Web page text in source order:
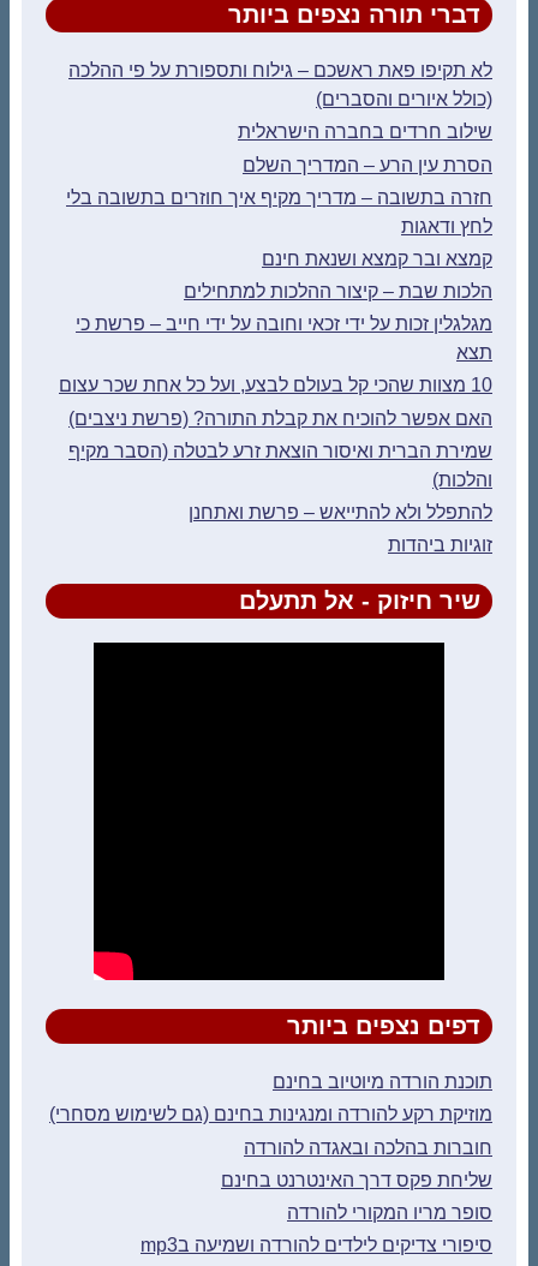
דברי תורה נצפים ביותר
לא תקיפו פאת ראשכם – גילוח ותספורת על פי ההלכה
(כולל איורים והסברים)
שילוב חרדים בחברה הישראלית
הסרת עין הרע – המדריך השלם
חזרה בתשובה – מדריך מקיף איך חוזרים בתשובה בלי
לחץ ודאגות
קמצא ובר קמצא ושנאת חינם
הלכות שבת – קיצור ההלכות למתחילים
מגלגלין זכות על ידי זכאי וחובה על ידי חייב – פרשת כי
תצא
10 מצוות שהכי קל בעולם לבצע, ועל כל אחת שכר עצום
האם אפשר להוכיח את קבלת התורה? (פרשת ניצבים)
שמירת הברית ואיסור הוצאת זרע לבטלה (הסבר מקיף
והלכות)
להתפלל ולא להתייאש – פרשת ואתחנן
זוגיות ביהדות
שיר חיזוק - אל תתעלם
דפים נצפים ביותר
תוכנת הורדה מיוטיוב בחינם
מוזיקת רקע להורדה ומנגינות בחינם (גם לשימוש מסחרי)
חוברות בהלכה ובאגדה להורדה
שליחת פקס דרך האינטרנט בחינם
סופר מריו המקורי להורדה
סיפורי צדיקים לילדים להורדה ושמיעה בmp3